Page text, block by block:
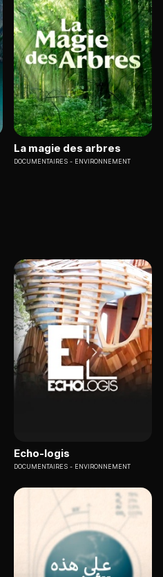
La magie des arbres
DOCUMENTAIRES ENVIRONNEMENT
Echo-logis
DOCUMENTAIRES ENVIRONNEMENT